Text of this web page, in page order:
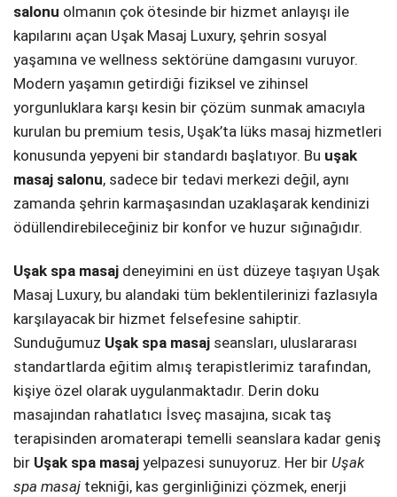
Pinterest
Telegram
salonu olmanın çok ötesinde bir hizmet anlayışı ile
kapılarını açan Uşak Masaj Luxury, şehrin sosyal
yaşamına ve wellness sektörüne damgasını vuruyor.
Modern yaşamın getirdiği fiziksel ve zihinsel
yorgunluklara karşı kesin bir çözüm sunmak amacıyla
kurulan bu premium tesis, Uşak’ta lüks masaj hizmetleri
konusunda yepyeni bir standardı başlatıyor. Bu uşak
masaj salonu, sadece bir tedavi merkezi değil, aynı
zamanda şehrin karmaşasından uzaklaşarak kendinizi
ödüllendirebileceğiniz bir konfor ve huzur sığınağıdır.
Uşak spa masaj deneyimini en üst düzeye taşıyan Uşak
Masaj Luxury, bu alandaki tüm beklentilerinizi fazlasıyla
karşılayacak bir hizmet felsefesine sahiptir.
Sunduğumuz Uşak spa masaj seansları, uluslararası
standartlarda eğitim almış terapistlerimiz tarafından,
kişiye özel olarak uygulanmaktadır. Derin doku
masajından rahatlatıcı İsveç masajına, sıcak taş
terapisinden aromaterapi temelli seanslara kadar geniş
bir Uşak spa masaj yelpazesi sunuyoruz. Her bir Uşak
spa masaj tekniği, kas gerginliğinizi çözmek, enerji